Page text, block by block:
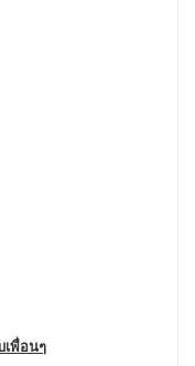
เพื่อนๆ